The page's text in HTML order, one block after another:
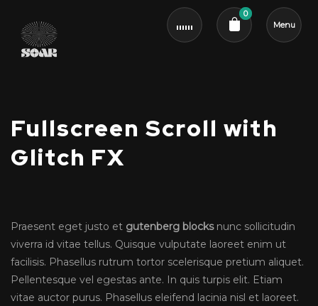
0
Menu
Fullscreen Scroll with
Glitch FX
Praesent eget justo et gutenberg blocksnunc sollicitudin
viverra id vitae tellus. Quisque vulputate laoreet enim ut
facilisis. Phasellus rutrum tortor scelerisque pretium aliquet.
Pellentesque vel egestas ante. In quis turpis elit. Etiam
vitae auctor purus. Phasellus eleifend lacinia nisl et laoreet.